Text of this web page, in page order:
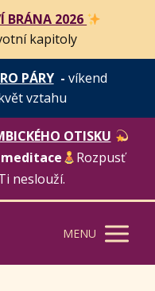
BRÁNA 2026
kapitoly
PÁRY- víkend
vztahu
OTISKU
Rozpusť
neslouží.
MENU